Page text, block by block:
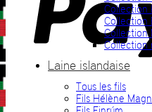
Collection
Collection
Collection
Collection
Laine islandaise
Tous les fils
Fils Hélène